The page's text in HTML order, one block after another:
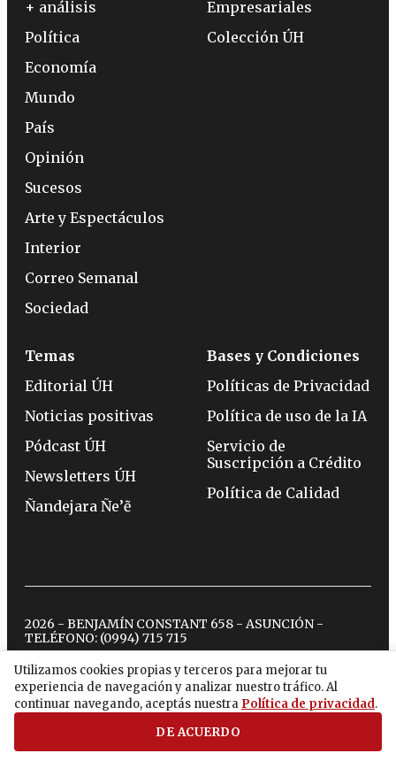
Utilizamos cookies propias y terceros para mejorar tu
experiencia de navegación y analizar nuestro tráfico. Al
continuar navegando, aceptás nuestra Política de privacidad.
DE ACUERDO
+ análisis
Política
Economía
Mundo
País
Opinión
Sucesos
Arte y Espectáculos
Interior
Correo Semanal
Sociedad
Empresariales
Colección ÚH
Temas
Editorial ÚH
Noticias positivas
Pódcast ÚH
Newsletters ÚH
Ñandejara Ñe’ẽ
Bases y Condiciones
Políticas de Privacidad
Política de uso de la IA
Servicio de
Suscripción a Crédito
Política de Calidad
2026 - BENJAMÍN CONSTANT 658 - ASUNCIÓN -
TELÉFONO: (0994) 715 715
twitterinstagram
facebook
tiktokyoutubespotify